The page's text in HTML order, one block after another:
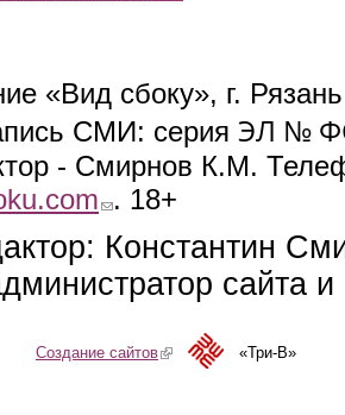
«Вид сбоку», г.
СМИ: серия ЭЛ №
- Смирнов К.М.
(link sends e-mail)
. 18+
Константин
сайта
Создание сайтов(link is external)«Три-В»